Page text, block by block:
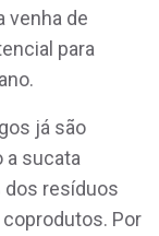
venha de
para
já são
a sucata
dos resíduos
Por